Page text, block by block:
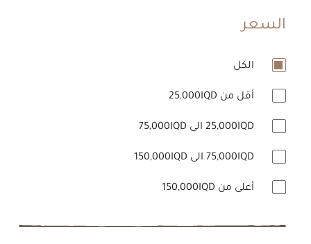
السعر
الكل
أقل من 25,000IQD
أعلى من 150,000IQD